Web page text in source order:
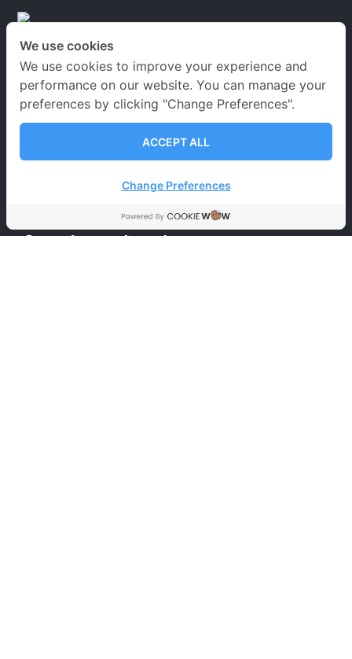
เวลาเปิด-ปิดทำการ
09.00-20.00 น.
อาทิตย์ 09.00-18.00 น.
09.00-18.00 น.
นโยบายคุ้มครองข้อมูลส่วนบุคคล
We use cookies
We use cookies to improve your experience and
performance on our website. You can manage your
preferences by clicking "Change Preferences".
ACCEPT ALL
Change Preferences